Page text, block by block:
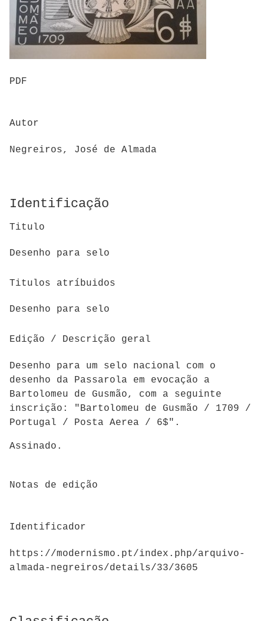
PDF
Autor
Negreiros, José de Almada
Identificação
Titulo
Desenho para selo
Titulos atríbuidos
Desenho para selo
Edição / Descrição geral
Desenho para um selo nacional com o
desenho da Passarola em evocação a
Bartolomeu de Gusmão, com a seguinte
inscrição: "Bartolomeu de Gusmão / 1709 /
Portugal / Posta Aerea / 6$".
Assinado.
Notas de edição
Identificador
https://modernismo.pt/index.php/arquivo-
almada-negreiros/details/33/3605